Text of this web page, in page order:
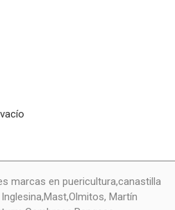
marcas en puericultura,canastilla
Martín